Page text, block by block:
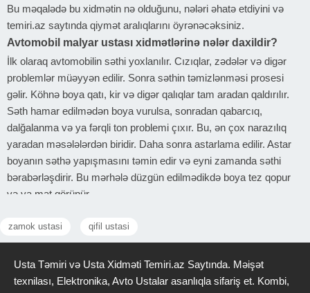
Bu məqalədə bu xidmətin nə olduğunu, nələri əhatə etdiyini və
temiri.az saytında qiymət aralıqlarını öyrənəcəksiniz.
Avtomobil malyar ustası xidmətlərinə nələr daxildir?
İlk olaraq avtomobilin səthi yoxlanılır. Cızıqlar, zədələr və digər
problemlər müəyyən edilir. Sonra səthin təmizlənməsi prosesi
gəlir. Köhnə boya qatı, kir və digər qalıqlar tam aradan qaldırılır.
Səth hamar edilmədən boya vurulsa, sonradan qabarcıq,
dalğalanma və ya fərqli ton problemi çıxır. Bu, ən çox narazılıq
yaradan məsələlərdən biridir. Daha sonra astarlama edilir. Astar
boyanın səthə yapışmasını təmin edir və eyni zamanda səthi
bərabərləşdirir. Bu mərhələ düzgün edilmədikdə boya tez qopur
və ya mat görünür.
yaradan hissə də budur. Eyni rəngi tapmaq kifayət etmir, mövcud
boya ilə tam uyğunlaşmalıdır. Əks halda bir hissə digərlərindən
fərqli görünür və bu dərhal gözə dəyir. Boyama mərhələsində
boya qat-qat vurulur. Tələskənlik burada ən böyük düşməndir. Hər
zamok ustasi qifil ustasi
Usta Təmiri və Usta Xidməti Temiri.az Saytında. Məişət
texnilası, Elektronika, Avto Ustalar asanlıqla sifariş et. Kombi,